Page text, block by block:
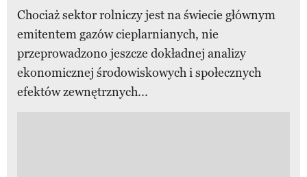
Chociaż sektor rolniczy jest na świecie głównym
emitentem gazów cieplarnianych, nie
przeprowadzono jeszcze dokładnej analizy
ekonomicznej środowiskowych i społecznych
efektów zewnętrznych...